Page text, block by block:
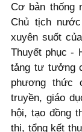
Cơ bản thống
Chủ tịch
xuyên suốt
Thuyết phục -
tảng tư tưởng
phương thức
truyền, giáo
hội, tạo đồng
thi, tổng kết